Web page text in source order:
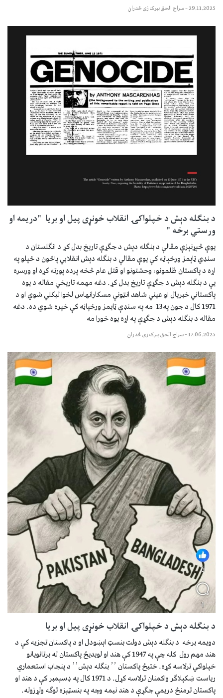
29.11.2025
–سراج الحق ببرک زی ځدراڼ
د بنګله دېش د خپلواکۍ انقلاب خونړی پیل او بریا "دریمه او
ورستي برخه "
یوې څېړنېزې مقالې د بنګله دېش د جګړې تاریخ بدل کړ د انګلستان د
سنډي ټاېمز ورځپاڼه کې یوې مقالې د بنګله دېش انقلابي پاڅون د ځپلو په
اړه د پاکستان ظلمونو، وحشتونو او قتل عام څخه پرده پورته کړه او ورسره
یې د بنګله دېش د جګړې تاریخ بدل کړ. دغه مهمه تاریخي مقاله د یوه
پاکستاني خبریال او عیني شاهد انټونې مسکارانهاس لخوا لیکلي شوي او د
1971 کال د جون په13 مه په سنډې ټایمز ورځپاڼه کې خپره شوي ده. دغه
مقاله د بنګله دېش د جګړې په اړه یوه خورا مه
17.06.2025
–سراج الحق ببرک زی ځدراڼ
د بنګله دېش د خپلواکۍ انقلاب خونړی پیل او بریا
دویمه برخه د بنګله دېش دولت بنسټ اېښودل او د پاکستان تجزیه کې د
هند مهم رول کله چې په 1947 کې هند او لویدیځ پاکستان له برتانویانو
خپلواکي ترلاسه کړه. ختیځ پاکستان ٬٬ بنګله دېش٬٬ د پنجاب استعماري
ریاست ښکېلاګر واکمنان ترلاسه کړل. د 1971 کال په ډسېمبر کې د هند او
پاکستان ترمنځ دریمې جګړې د هند نیمه وچه په بنسټېزه توګه ولړزوله.